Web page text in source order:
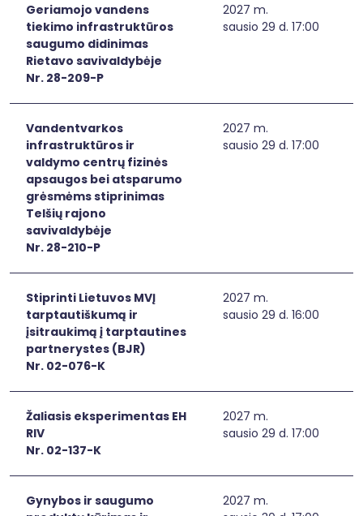
Geriamojo vandens
tiekimo infrastruktūros
saugumo didinimas
Rietavo savivaldybėje
Nr. 28-209-P
2027 m.
sausio 29 d. 17:00
Vandentvarkos
infrastruktūros ir
valdymo centrų fizinės
apsaugos bei atsparumo
grėsmėms stiprinimas
Telšių rajono
savivaldybėje
Nr. 28-210-P
2027 m.
sausio 29 d. 17:00
Stiprinti Lietuvos MVĮ
tarptautiškumą ir
įsitraukimą į tarptautines
partnerystes (BJR)
Nr. 02-076-K
2027 m.
sausio 29 d. 16:00
Žaliasis eksperimentas EH
RIV
Nr. 02-137-K
2027 m.
sausio 29 d. 17:00
Gynybos ir saugumo
2027 m.